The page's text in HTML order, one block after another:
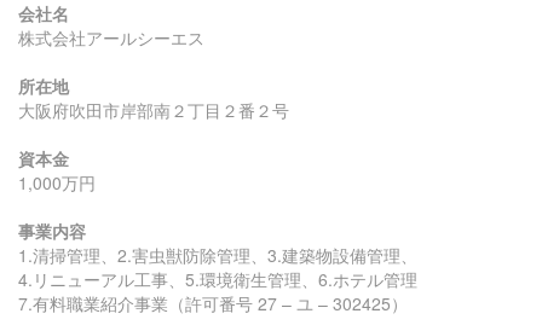
会社名
株式会社アールシーエス
所在地
大阪府吹田市岸部南２丁目２番２号
資本金
1,000万円
事業内容
1.清掃管理、2.害虫獣防除管理、3.建築物設備管理、
4.リニューアル工事、5.環境衛生管理、6.ホテル管理
7.有料職業紹介事業（許可番号 27 – ユ – 302425）